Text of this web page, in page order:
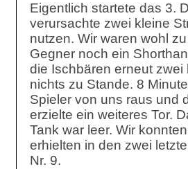
Eigentlich startete das 3.
verursachte zwei kleine
nutzen. Wir waren wohl
Gegner noch ein
die Ischbären erneut
nichts zu Stande. 8
Spieler von uns raus und
erzielte ein weiteres Tor.
Tank war leer. Wir
erhielten in den zwei
Nr. 9.